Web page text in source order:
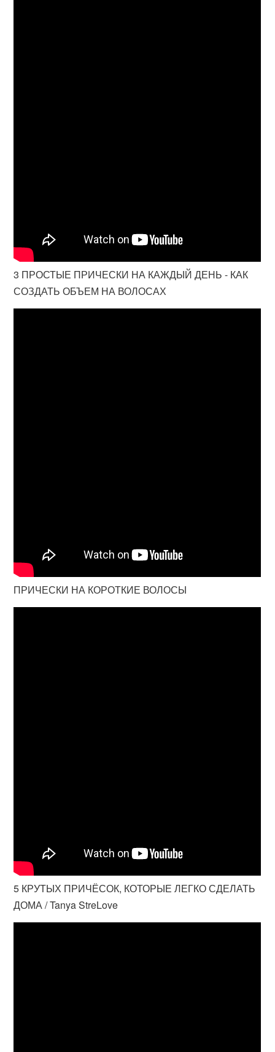
3 ПРОСТЫЕ ПРИЧЕСКИ НА КАЖДЫЙ ДЕНЬ - КАК
СОЗДАТЬ ОБЪЕМ НА ВОЛОСАХ
ПРИЧЕСКИ НА КОРОТКИЕ ВОЛОСЫ
5 КРУТЫХ ПРИЧЁСОК, КОТОРЫЕ ЛЕГКО СДЕЛАТЬ
ДОМА / Tanya StreLove